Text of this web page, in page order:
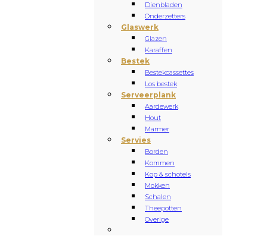
Dienbladen
Onderzetters
Glaswerk
Glazen
Karaffen
Bestek
Bestekcassettes
Los bestek
Serveerplank
Aardewerk
Hout
Marmer
Servies
Borden
Kommen
Kop & schotels
Mokken
Schalen
Theepotten
Overige